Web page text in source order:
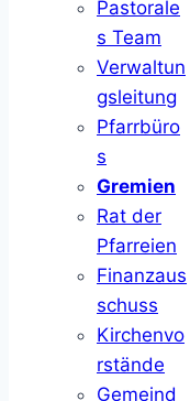
Pastorale
s Team
Verwaltun
gsleitung
Pfarrbüro
s
Gremien
Rat der
Pfarreien
Finanzaus
schuss
Kirchenvo
rstände
Gemeind